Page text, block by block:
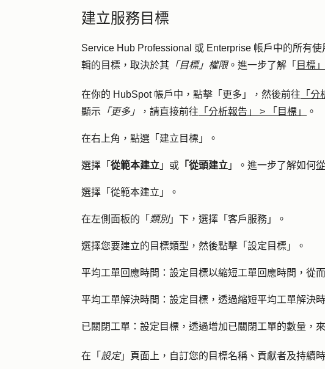
建立服務目標
Service Hub Professional 或 Enterprise 帳戶中的所有
輯的目標，取決於其 「目標」權限。進一步了解「 目標
在你的 HubSpot 帳戶中，點擊 「更多」 ，然後前往 「分
顯示 「更多」 ，請直接前往 「分析報告」 > 「目標」 。
在右上角，點選「 建立目標 」。
選擇「 從範本建立 」或 「從頭建立 」。進一步了解如何
選擇「 從範本建立 」。
在左側面板的「 類別」下，選擇「 客戶服務 」。
選擇您要建立的目標類型，然後點擊「 設定目標 」。
平均工單回應時間： 設定目標以縮短工單回應時間，從
平均工單解決時間： 設定目標，透過縮短平均工單解決
已關閉工單： 設定目標，透過增加已關閉工單的數量，
在「 設定」頁面上，自訂您的目標名稱、貢獻者及持續時